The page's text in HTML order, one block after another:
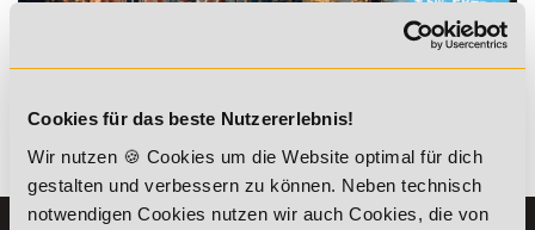
Cookies für das beste Nutzererlebnis!
Wir nutzen 🍪 Cookies um die Website optimal für dich
gestalten und verbessern zu können. Neben technisch
notwendigen Cookies nutzen wir auch Cookies, die von
*Der Rabattcode "NEUGIER5" ist mit weiteren Rabatten
kombinierbar. Wir informieren dich gern.
Es gibt keine Einträge mit diesem Anfangsbuchstaben.